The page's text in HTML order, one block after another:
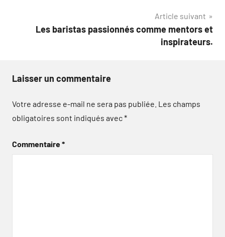
Article suivant
Les baristas passionnés comme mentors et
inspirateurs.
Laisser un commentaire
Votre adresse e-mail ne sera pas publiée. Les champs
obligatoires sont indiqués avec*
Commentaire*